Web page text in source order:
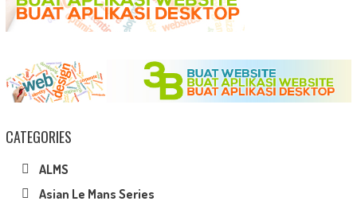
CATEGORIES
ALMS
Asian Le Mans Series